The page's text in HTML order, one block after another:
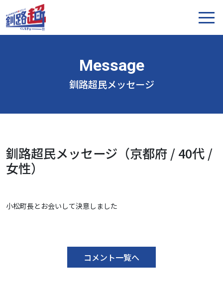
釧路超民メッセージ
釧路超民メッセージ（京都府 / 40代 /
女性）
小松町長とお会いして決意しました
コメント一覧へ